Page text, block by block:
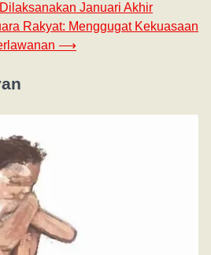
Januari Akhir
Rakyat: Menggugat Kekuasaan
⟶